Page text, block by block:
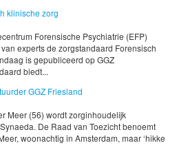
klinische zorg
Forensische Psychiatrie (EFP)
experts de zorgstandaard Forensisch
is gepubliceerd op GGZ
biedt...
GGZ Friesland
Meer (56) wordt zorginhoudelijk
De Raad van Toezicht benoemt
woonachtig in Amsterdam, maar ‘hikke